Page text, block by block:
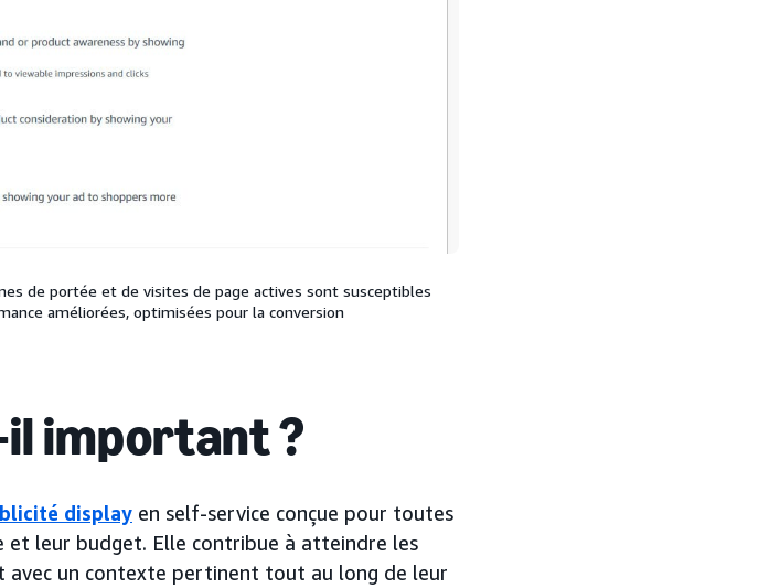
de portée et de visites de page actives sont susceptibles
améliorées, optimisées pour la conversion
il important ?
display en self-service conçue pour toutes
et leur budget. Elle contribue à atteindre les
avec un contexte pertinent tout au long de leur